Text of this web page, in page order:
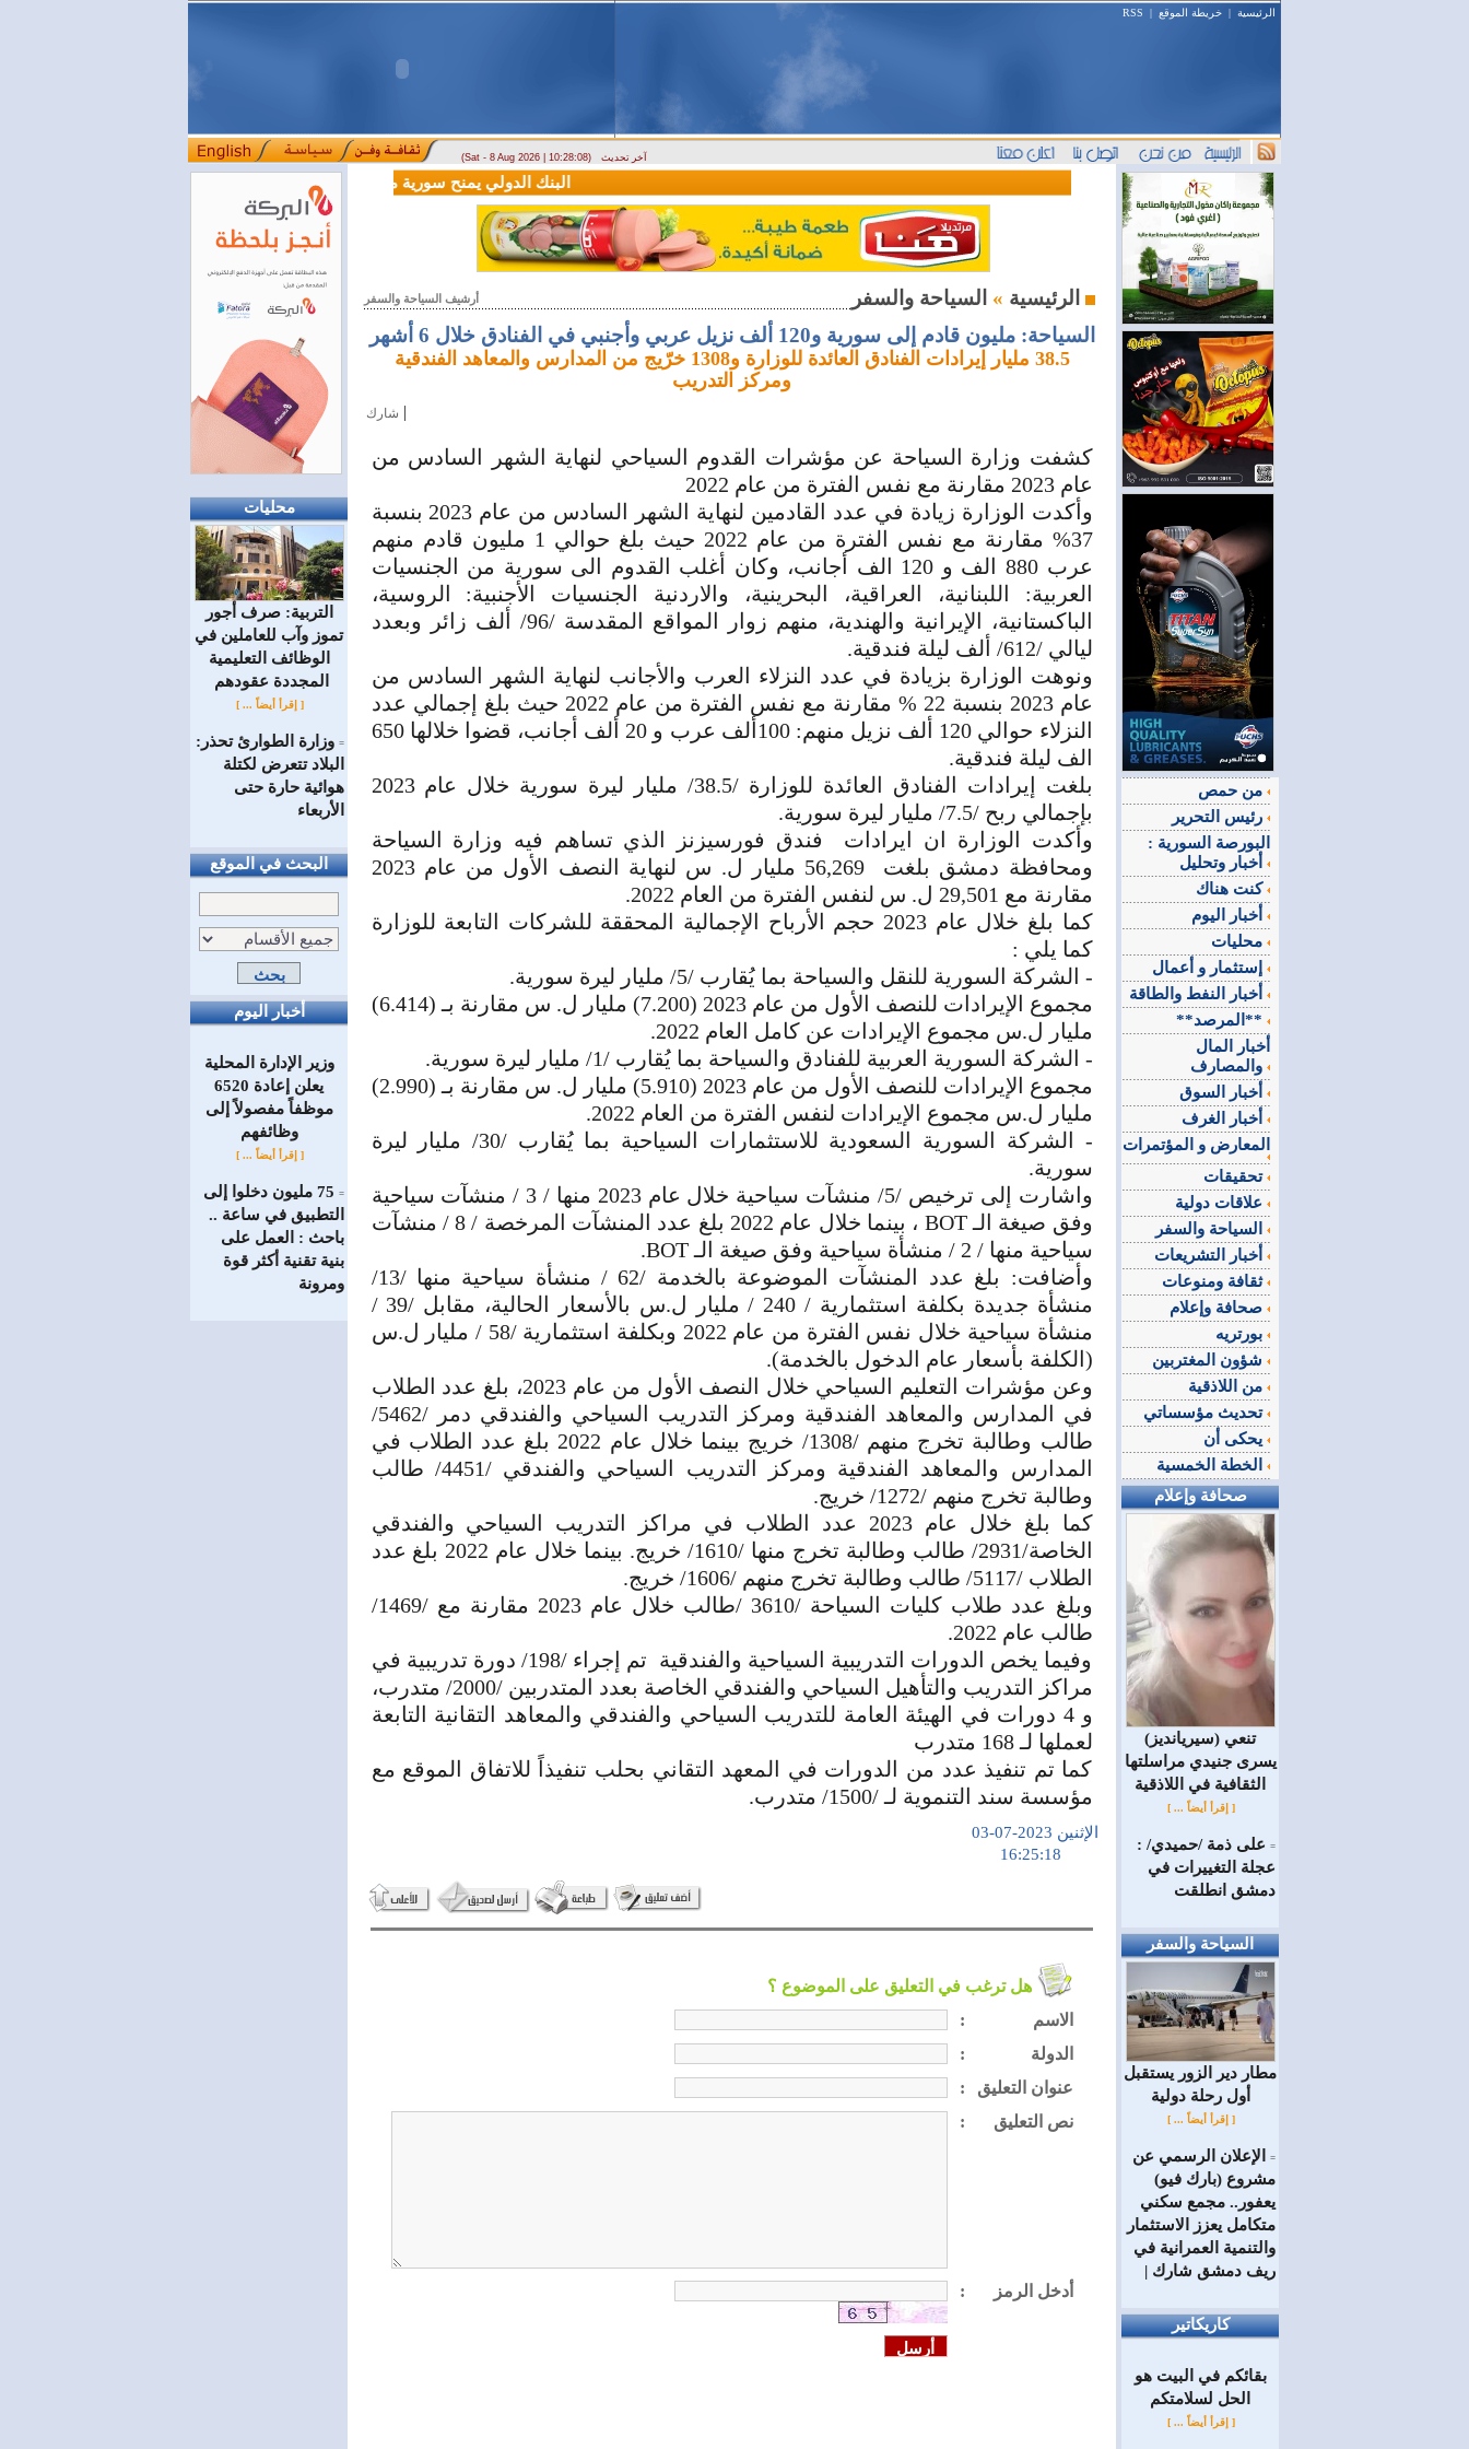
الرئيسية | خريطة الموقع |
RSS
(Sat - 8 Aug 2026 | 10:28:08) آخر تحديث
محليات
التربية: صرف أجور
تموز وآب للعاملين في
الوظائف ‏التعليمية
المجددة عقودهم ‏
[ إقرأ أيضاً ... ]
= وزارة الطوارئ تحذر:
البلاد تتعرض لكتلة
هوائية حارة حتى
الأربعاء
البحث في الموقع
أخبار اليوم
وزير الإدارة المحلية
يعلن إعادة 6520
موظفاً مفصولاً إلى
‏وظائفهم
[ إقرأ أيضاً ... ]
=
75 مليون دخلوا إلى
التطبيق في ساعة ..
باحث : العمل على
بنية تقنية أكثر قوة
ومرونة
البنك الدولي يمنح سورية منحة مالية بقيمة 100 مليون دولار لدعم إصلاحات القطاع المالي
أرشيف السياحة والسفر الرئيسية »
السياحة: مليون قادم إلى سورية و120 ألف نزيل عربي وأجنبي في الفنادق خلال 6 أشهر
38.5 مليار إيرادات الفنادق العائدة للوزارة و1308 خرّيج من المدارس والمعاهد الفندقية
ومركز التدريب
شارك |
كشفت وزارة السياحة عن مؤشرات القدوم السياحي لنهاية الشهر السادس من
عام 2023 مقارنة مع نفس الفترة من عام 2022
وأكدت الوزارة زيادة في عدد القادمين لنهاية الشهر السادس من عام 2023 بنسبة
37% مقارنة مع نفس الفترة من عام 2022 حيث بلغ حوالي 1 مليون قادم منهم
عرب 880 الف و 120 الف أجانب، وكان أغلب القدوم الى سورية من الجنسيات
العربية: اللبنانية، العراقية، البحرينية، والاردنية الجنسيات الأجنبية: الروسية،
الباكستانية، الإيرانية والهندية، منهم زوار المواقع المقدسة /96/ ألف زائر وبعدد
ليالي /612/ ألف ليلة فندقية.
ونوهت الوزارة بزيادة في عدد النزلاء العرب والأجانب لنهاية الشهر السادس من
عام 2023 بنسبة 22 % مقارنة مع نفس الفترة من عام 2022 حيث بلغ إجمالي عدد
النزلاء حوالي 120 ألف نزيل منهم: 100ألف عرب و 20 ألف أجانب، قضوا خلالها 650
الف ليلة فندقية.
بلغت إيرادات الفنادق العائدة للوزارة /38.5/ مليار ليرة سورية خلال عام 2023
بإجمالي ربح /7.5/ مليار ليرة سورية.
وأكدت الوزارة ان ايرادات فندق فورسيزنز الذي تساهم فيه وزارة السياحة
ومحافظة دمشق بلغت 56,269 مليار ل. س لنهاية النصف الأول من عام 2023
مقارنة مع 29,501 ل. س لنفس الفترة من العام 2022.
كما بلغ خلال عام 2023 حجم الأرباح الإجمالية المحققة للشركات التابعة للوزارة
كما يلي :
- الشركة السورية للنقل والسياحة بما يُقارب /5/ مليار ليرة سورية.
مجموع الإيرادات للنصف الأول من عام 2023 (7.200) مليار ل. س مقارنة بـ (6.414)
مليار ل.س مجموع الإيرادات عن كامل العام 2022.
- الشركة السورية العربية للفنادق والسياحة بما يُقارب /1/ مليار ليرة سورية.
مجموع الإيرادات للنصف الأول من عام 2023 (5.910) مليار ل. س مقارنة بـ (2.990)
مليار ل.س مجموع الإيرادات لنفس الفترة من العام 2022.
- الشركة السورية السعودية للاستثمارات السياحية بما يُقارب /30/ مليار ليرة
سورية.
واشارت إلى ترخيص /5/ منشآت سياحية خلال عام 2023 منها / 3 / منشآت سياحية
وفق صيغة الـ BOT ، بينما خلال عام 2022 بلغ عدد المنشآت المرخصة / 8 / منشآت
سياحية منها / 2 / منشأة سياحية وفق صيغة الـ BOT.
وأضافت: بلغ عدد المنشآت الموضوعة بالخدمة /62 / منشأة سياحية منها /13/
منشأة جديدة بكلفة استثمارية / 240 / مليار ل.س بالأسعار الحالية، مقابل /39 /
منشأة سياحية خلال نفس الفترة من عام 2022 وبكلفة استثمارية /58 / مليار ل.س
(الكلفة بأسعار عام الدخول بالخدمة).
وعن مؤشرات التعليم السياحي خلال النصف الأول من عام 2023، بلغ عدد الطلاب
في المدارس والمعاهد الفندقية ومركز التدريب السياحي والفندقي دمر /5462/
طالب وطالبة تخرج منهم /1308/ خريج بينما خلال عام 2022 بلغ عدد الطلاب في
المدارس والمعاهد الفندقية ومركز التدريب السياحي والفندقي /4451/ طالب
وطالبة تخرج منهم /1272/ خريج.
كما بلغ خلال عام 2023 عدد الطلاب في مراكز التدريب السياحي والفندقي
الخاصة/2931/ طالب وطالبة تخرج منها /1610/ خريج. بينما خلال عام 2022 بلغ عدد
الطلاب /5117/ طالب وطالبة تخرج منهم /1606/ خريج.
وبلغ عدد طلاب كليات السياحة /3610 /طالب خلال عام 2023 مقارنة مع /1469/
طالب عام 2022.
وفيما يخص الدورات التدريبية السياحية والفندقية تم إجراء /198/ دورة تدريبية في
مراكز التدريب والتأهيل السياحي والفندقي الخاصة بعدد المتدربين /2000/ متدرب،
و 4 دورات في الهيئة العامة للتدريب السياحي والفندقي والمعاهد التقانية التابعة
لعملها لـ 168 متدرب
كما تم تنفيذ عدد من الدورات في المعهد التقاني بحلب تنفيذاً للاتفاق الموقع مع
مؤسسة سند التنموية لـ /1500/ متدرب.
الإثنين 2023-07-03
هل ترغب في التعليق على الموضوع ؟
:
الاسم
:
الدولة
:
عنوان التعليق
:
نص التعليق
: أدخل الرمز
البورصة السورية :
كنت هناك
**المرصد**
أخبار المال
المعارض و المؤتمرات
تحقيقات
ثقافة ومنوعات
تحديث مؤسساتي
صحافة وإعلام
(سيريانديز) تنعي
يسرى جنيدي مراسلتها
الثقافية في اللاذقية
[ إقرأ أيضاً ... ]
= على ذمة /حميدي/ :
عجلة التغييرات في
دمشق انطلقت
السياحة والسفر
مطار دير الزور يستقبل
أول رحلة دولية
[ إقرأ أيضاً ... ]
=
الإعلان الرسمي عن
مشروع (بارك فيو)
يعفور.. مجمع سكني
متكامل يعزز الاستثمار
والتنمية العمرانية في
ريف دمشق شارك |
كاريكاتير
بقائكم في البيت هو
الحل لسلامتكم
[ إقرأ أيضاً ... ]